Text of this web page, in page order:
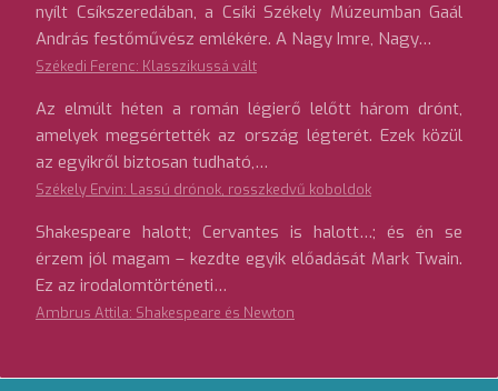
nyílt Csíkszeredában, a Csíki Székely Múzeumban Gaál
András festőművész emlékére. A Nagy Imre, Nagy…
Székedi Ferenc: Klasszikussá vált
Az elmúlt héten a román légierő lelőtt három drónt,
amelyek megsértették az ország légterét. Ezek közül
az egyikről biztosan tudható,…
Székely Ervin: Lassú drónok, rosszkedvű koboldok
Shakespeare halott; Cervantes is halott…; és én se
érzem jól magam – kezdte egyik előadását Mark Twain.
Ez az irodalomtörténeti…
Ambrus Attila: Shakespeare és Newton